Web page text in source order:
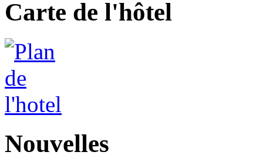
Carte de l'hôtel
Nouvelles